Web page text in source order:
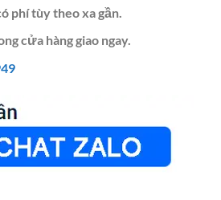
phí tùy theo xa gần.
cửa hàng giao ngay.